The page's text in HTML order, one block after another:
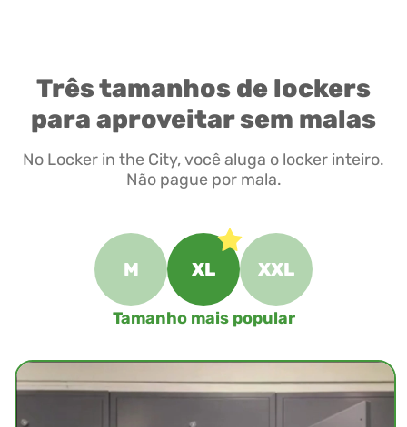
Três tamanhos de lockers
para aproveitar sem malas
No Locker in the City, você aluga o locker inteiro.
Não pague por mala.
M XL XXL
Tamanho mais popular